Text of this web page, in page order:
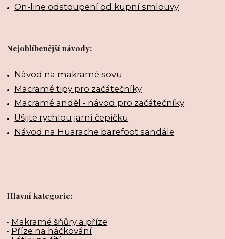
On-line odstoupení od kupní smlouvy
Nejoblíbenější návody:
Návod na makramé sovu
Macramé tipy pro začátečníky
Macramé anděl - návod pro začátečníky
Ušijte rychlou jarní čepičku
Návod na Huarache barefoot sandále
Hlavní kategorie:
• Makramé šňůry a příze
• Příze na háčkování